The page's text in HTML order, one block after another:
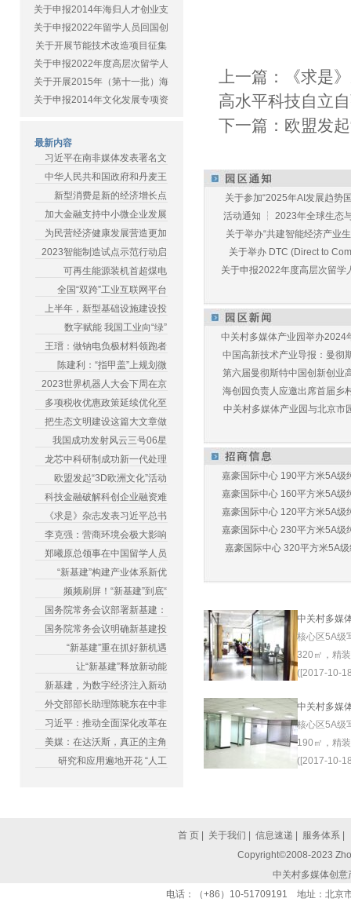
关于申报2014年海归人才创业支
关于申报2022年留学人员回国创
关于开展节能技术改造项目征集
关于申报2022年度高层次留学人
关于开展2015年（第十一批）海
关于申报2014年文化发展专项资
最新内容
习近平在南非媒体发表署名文
中华人民共和国政府和丹麦王
新型消费是新的经济增长点
加大金融支持中小微企业发展
为民营经济健康发展营造更加
2023智能制造试点示范行动启
可再生能源装机首超煤电
全国“双跨”工业互联网平台
上半年，新型基础设施建设投
数字赋能 我国工业向“绿”
王瑨：做钠电负极材料领跑者
陈建利：“指甲盖”上规划微
2023世界机器人大会下周在京
多项税收优惠政策延续优化至
把生态文明建设这篇大文章做
我国成功发射风云三号06星
龙芯中科研制成功新一代处理
欧盟发起“3D欧洲文化”活动
科技金融破解科创企业融资难
《求是》杂志发表习近平总书
李克强：营商环境会极大影响
郑曦原总领事在中国留学人员
“新基建”构建产业体系新优
频频刷屏！“新基建”到底“
国务院常务会议部署新基建：
国务院常务会议明确新基建投
“新基建”重在抓好新机遇
让“新基建”释放新动能
新基建，为数字经济注入新动
外交部部长助理陈晓东在中非
习近平：推动全面深化改革在
美媒：在达沃斯，真正的主角
研究和应用遍地开花 “人工
上一篇：
《求是
高水平科技自立
下一篇： 欧盟发
关于参加“2025年AI发展趋势
活动通知 ┆ 2023年全球生态
关于举办“共建智能经济产业
关于举办 DTC (Direct to
关于申报2022年度高层次留学
中关村多媒体产业园举办2024
中国高新技术产业导报：曼彻
第六届曼彻斯特中国创新创业
海创园负责人应邀出席首届乡
中关村多媒体产业园与北京市
嘉豪国际中心 190平方米5A级
嘉豪国际中心 160平方米5A级
嘉豪国际中心 120平方米5A级
嘉豪国际中心 230平方米5A级
嘉豪国际中心 320平方米5A
中关村多媒
核心区5A级
320㎡，精
([2017-10-
中关村多媒
核心区5A级
190㎡，精
([2017-10-
首 页 关于我们 信息速递 服务体系
Copyright©2008-2023
中关村多媒体创
电话：（+86）10-51709191 地址：北京